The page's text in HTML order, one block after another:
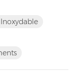
LED JIK-
1/30000